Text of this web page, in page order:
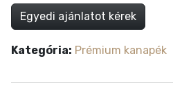
Egyedi ajánlatot kérek
Kategória: Prémium kanapék